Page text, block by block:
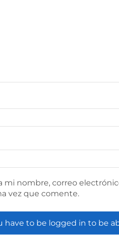
mi nombre, correo
vez que comente.
have to be logged in to be